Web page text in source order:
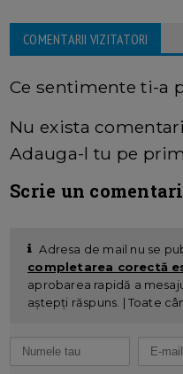
COMENTARII VIZITATORI
Ce sentimente ti-a
Nu exista
Adauga-l tu pe
Scrie un
Adresa de mail nu se
completarea corectă
aprobarea rapidă a
aștepți răspuns. | Toate